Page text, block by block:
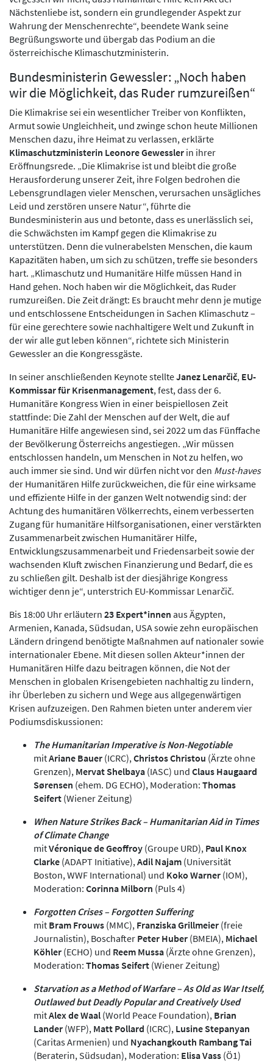
Nächstenliebe ist, sondern ein grundlegender Aspekt zur
Wahrung der Menschenrechte“, beendete Wank seine
Begrüßungsworte und übergab das Podium an die
österreichische Klimaschutzministerin.
Bundesministerin Gewessler: „Noch haben
wir die Möglichkeit, das Ruder rumzureißen“
Die Klimakrise sei ein wesentlicher Treiber von Konflikten,
Armut sowie Ungleichheit, und zwinge schon heute Millionen
Menschen dazu, ihre Heimat zu verlassen, erklärte
Klimaschutzministerin Leonore Gewessler in ihrer
Eröffnungsrede. „Die Klimakrise ist und bleibt die große
Herausforderung unserer Zeit, ihre Folgen bedrohen die
Lebensgrundlagen vieler Menschen, verursachen unsägliches
Leid und zerstören unsere Natur“, führte die
Bundesministerin aus und betonte, dass es unerlässlich sei,
die Schwächsten im Kampf gegen die Klimakrise zu
unterstützen. Denn die vulnerabelsten Menschen, die kaum
Kapazitäten haben, um sich zu schützen, treffe sie besonders
hart. „Klimaschutz und Humanitäre Hilfe müssen Hand in
Hand gehen. Noch haben wir die Möglichkeit, das Ruder
rumzureißen. Die Zeit drängt: Es braucht mehr denn je mutige
und entschlossene Entscheidungen in Sachen Klimaschutz –
für eine gerechtere sowie nachhaltigere Welt und Zukunft in
der wir alle gut leben können“, richtete sich Ministerin
Gewessler an die Kongressgäste.
In seiner anschließenden Keynote stellteJanez Lenarčič, EU-
Kommissar für Krisenmanagement, fest, dass der 6.
Humanitäre Kongress Wien in einer beispiellosen Zeit
stattfinde: Die Zahl der Menschen auf der Welt, die auf
Humanitäre Hilfe angewiesen sind, sei 2022 um das Fünffache
der Bevölkerung Österreichs angestiegen. „Wir müssen
entschlossen handeln, um Menschen in Not zu helfen, wo
auch immer sie sind. Und wir dürfen nicht vor den Must-haves
der Humanitären Hilfe zurückweichen, die für eine wirksame
und effiziente Hilfe in der ganzen Welt notwendig sind: der
Achtung des humanitären Völkerrechts, einem verbesserten
Zugang für humanitäre Hilfsorganisationen, einer verstärkten
Zusammenarbeit zwischen Humanitärer Hilfe,
Entwicklungszusammenarbeit und Friedensarbeit sowie der
wachsenden Kluft zwischen Finanzierung und Bedarf, die es
zu schließen gilt. Deshalb ist der diesjährige Kongress
wichtiger denn je“, unterstrich EU-Kommissar Lenarčič.
Bis 18:00 Uhr erläutern 23 Expert*innen aus Ägypten,
Armenien, Kanada, Südsudan, USA sowie zehn europäischen
Ländern dringend benötigte Maßnahmen auf nationaler sowie
internationaler Ebene. Mit diesen sollen Akteur*innen der
Humanitären Hilfe dazu beitragen können, die Not der
Menschen in globalen Krisengebieten nachhaltig zu lindern,
ihr Überleben zu sichern und Wege aus allgegenwärtigen
Krisen aufzuzeigen. Den Rahmen bieten unter anderem vier
Podiumsdiskussionen:
The Humanitarian Imperative is Non-Negotiable
mitAriane Bauer (ICRC), Christos Christou (Ärzte ohne
Grenzen), Mervat Shelbaya (IASC) und Claus Haugaard
Sørensen (ehem. DG ECHO), Moderation: Thomas
Seifert (Wiener Zeitung)
When Nature Strikes Back – Humanitarian Aid in Times
of Climate Change
mitVéronique de Geoffroy (Groupe URD), Paul Knox
Clarke (ADAPT Initiative), Adil Najam (Universität
Boston, WWF International) und Koko Warner (IOM),
Moderation: Corinna Milborn (Puls 4)
Forgotten Crises – Forgotten Suffering
mit Bram Frouws (MMC), Franziska Grillmeier (freie
Journalistin), Boschafter Peter Huber (BMEIA), Michael
Köhler (ECHO) und Reem Mussa (Ärzte ohne Grenzen),
Moderation: Thomas Seifert (Wiener Zeitung)
Starvation as a Method of Warfare – As Old as War Itself,
Outlawed but Deadly Popular and Creatively Used
mitAlex de Waal (World Peace Foundation), Brian
Lander (WFP), Matt Pollard (ICRC), Lusine Stepanyan
(Caritas Armenien) und Nyachangkouth Rambang Tai
(Beraterin, Südsudan), Moderation: Elisa Vass (Ö1)